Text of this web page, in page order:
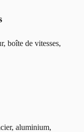
boîte de vitesses,
aluminium,